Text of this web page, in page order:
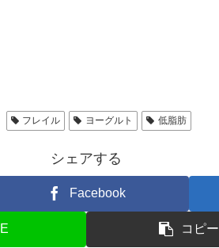
フレイル ヨーグルト 低脂肪
シェアする
Facebook
コピー